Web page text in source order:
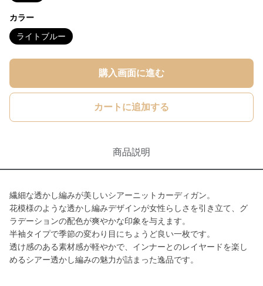
カラー
ライトブルー
購入画面に進む
カートに追加する
商品説明
繊細な透かし編みが美しいシアーニットカーディガン。
花模様のような透かし編みデザインが女性らしさを引き立て、グ
ラデーションの配色が爽やかな印象を与えます。
半袖タイプで季節の変わり目にちょうど良い一枚です。
透け感のある素材感が軽やかで、インナーとのレイヤードを楽し
めるシアー透かし編みの魅力が詰まった逸品です。